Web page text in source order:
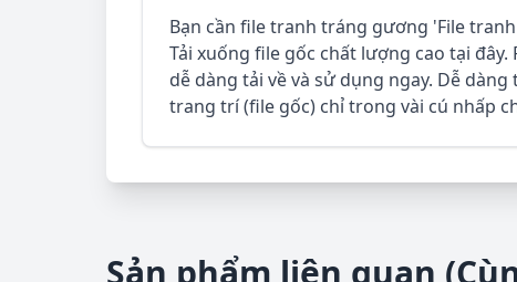
Bạn cần file tranh tráng gương 'File tranh
Tải xuống file gốc chất lượng cao tại đây.
dễ dàng tải về và sử dụng ngay. Dễ
trang trí (file gốc) chỉ trong vài cú nhấp
Sản phẩm liên quan